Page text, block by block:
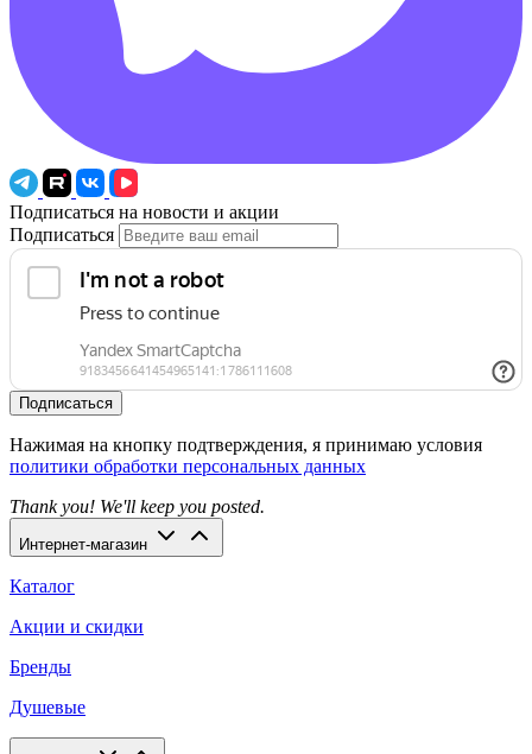
Подписаться на новости и акции
Подписаться
Подписаться
Нажимая на кнопку подтверждения, я принимаю условия
политики обработки персональных данных
Thank you! We'll keep you posted.
Интернет-магазин
Каталог
Акции и скидки
Бренды
Душевые